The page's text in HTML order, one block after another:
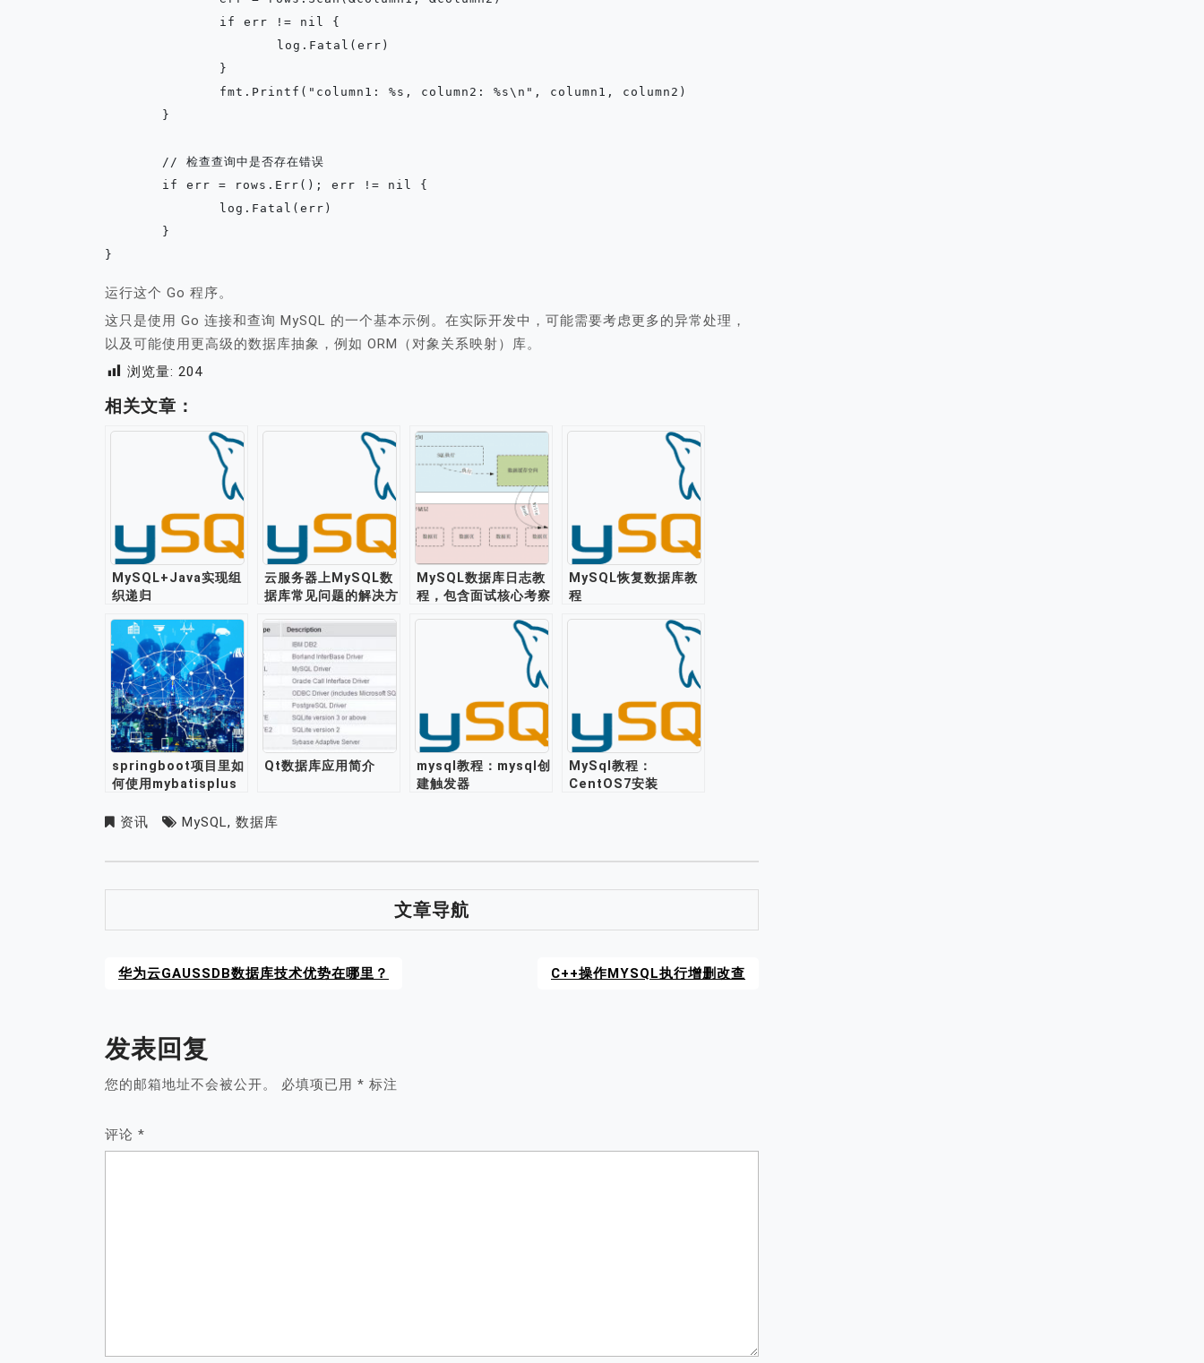
运行这个 Go 程序。
这只是使用 Go 连接和查询 MySQL 的一个基本示例。在实际开发中，可能需要考虑更多的异常处理，
以及可能使用更高级的数据库抽象，例如 ORM（对象关系映射）库。
浏览量: 204
相关文章：
MySQL+Java实现组
织递归
云服务器上MySQL数
据库常见问题的解决方
MySQL数据库日志教
程，包含面试核心考察
MySQL恢复数据库教
程
springboot项目里如
何使用mybatisplus
写分离？
Qt数据库应用简介
mysql教程：mysql创
建触发器
MySql教程：
CentOS7安装
资讯 MySQL, 数据库
文章导航
华为云GAUSSDB数据库技术优势在哪里？ C++操作MYSQL执行增删改查
发表回复
您的邮箱地址不会被公开。 必填项已用 * 标注
评论 *